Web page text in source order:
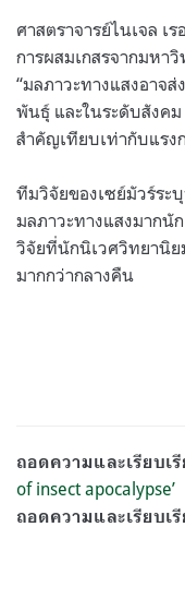
ศาสตราจารย์ไนเจล เ
การผสมเกสรจากมหา
“มลภาวะทางแสงอาจ
พันธุ์ และในระดับสังค
สำคัญเทียบเท่ากับแร
ทีมวิจัยของเซย์มัวร์ระ
มลภาวะทางแสงมากนั
วิจัยที่นักนิเวศวิทยานิ
มากกว่ากลางคืน
ถอดความและเรียบเ
of insect apocalypse’
ถอดความและเรียบเ